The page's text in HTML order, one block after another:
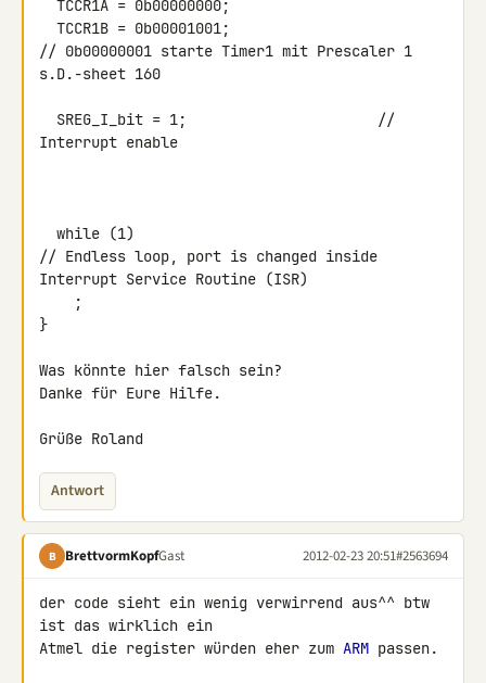
// 0b00000001 starte Timer1 mit Prescaler 1
s.D.-sheet 160
Interrupt enable
// Endless loop, port is changed inside
Interrupt Service Routine (ISR)
}
Was könnte hier falsch sein?
Danke für Eure Hilfe.
Grüße Roland
Antwort
B BrettvormKopfGast 2012-02-23 20:51#2563694
der code sieht ein wenig verwirrend aus^^ btw
ist das wirklich ein
Atmel die register würden eher zum ARM passen.